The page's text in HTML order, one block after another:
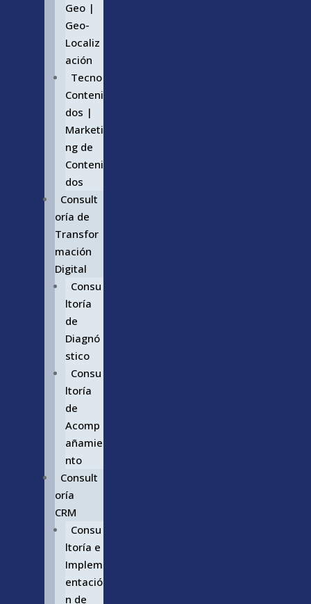
Geo |
Geo-
Localiz
ación
Tecno
Conteni
dos |
Marketi
ng de
Conteni
dos
Consult
oría de
Transfor
mación
Digital
Consu
ltoría
de
Diagnó
stico
Consu
ltoría
de
Acomp
añamie
nto
Consult
oría
CRM
Consu
ltoría e
Implem
entació
n de